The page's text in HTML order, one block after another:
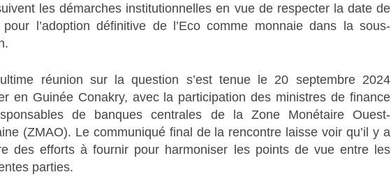
les démarches institutionnelles en vue de respecter la date de
pour l’adoption définitive de l’Eco comme monnaie dans la sous-
réunion sur la question s’est tenue le 20 septembre 2024
en Guinée Conakry, avec la participation des ministres de finance
de banques centrales de la Zone Monétaire Ouest-
(ZMAO). Le communiqué final de la rencontre laisse voir qu’il y a
des efforts à fournir pour harmoniser les points de vue entre les
parties.